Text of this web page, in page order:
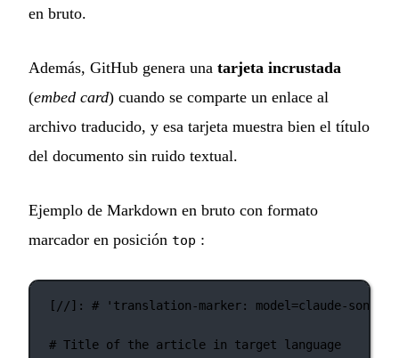
en bruto.
Además, GitHub genera una tarjeta incrustada
(embed card) cuando se comparte un enlace al
archivo traducido, y esa tarjeta muestra bien el título
del documento sin ruido textual.
Ejemplo de Markdown en bruto con formato
marcador en posición top :
[ //]: # ' translation-marker: model=claude-
# Title of the article in target language